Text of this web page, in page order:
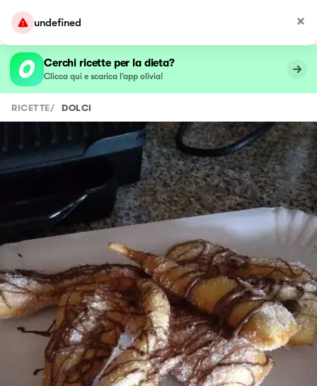
undefined
Cerchi ricette per la dieta?
Clicca qui e scarica l’app olivia!
RICETTE/ DOLCI